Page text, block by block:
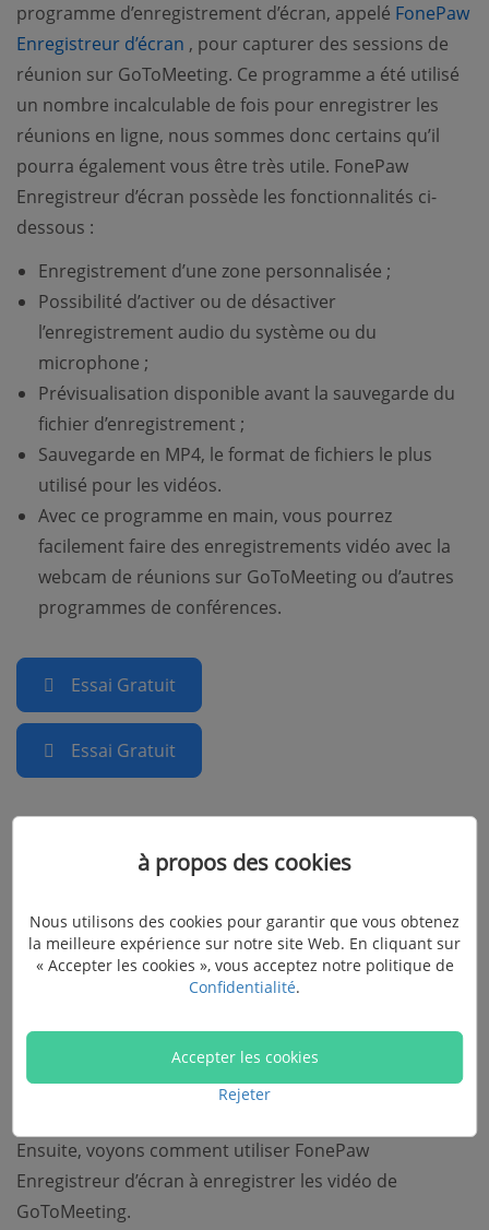
programme d’enregistrement d’écran, appelé FonePaw
Enregistreur d’écran (opens new window)
, pour capturer des sessions de
réunion sur GoToMeeting. Ce programme a été utilisé
un nombre incalculable de fois pour enregistrer les
réunions en ligne, nous sommes donc certains qu’il
pourra également vous être très utile. FonePaw
Enregistreur d’écran possède les fonctionnalités ci-
dessous :
Enregistrement d’une zone personnalisée ;
Possibilité d’activer ou de désactiver
l’enregistrement audio du système ou du
microphone ;
Prévisualisation disponible avant la sauvegarde du
fichier d’enregistrement ;
Sauvegarde en MP4, le format de fichiers le plus
utilisé pour les vidéos.
Avec ce programme en main, vous pourrez
facilement faire des enregistrements vidéo avec la
webcam de réunions sur GoToMeeting ou d’autres
programmes de conférences.
Essai Gratuit
Essai Gratuit
pour en savoir plus sur FonePaw Enregistreur d’écran :
Ensuite, voyons comment utiliser FonePaw
Enregistreur d’écran à enregistrer les vidéo de
GoToMeeting.
à propos des cookies
Nous utilisons des cookies pour garantir que vous obtenez
la meilleure expérience sur notre site Web. En cliquant sur
« Accepter les cookies », vous acceptez notre politique de
Confidentialité.
Accepter les cookies
Rejeter